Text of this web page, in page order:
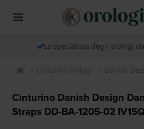
Lo specialista degli orologi
Cinturini orologi Danish
Cinturino Danish Design
Straps DD-BA-1205-02